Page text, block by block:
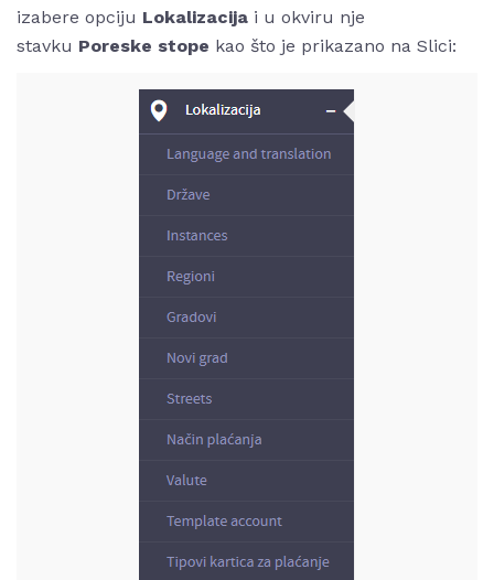
izabere opciju Lokalizacija i u okviru nje
stavku Poreske stope kao što je prikazano na Slici: